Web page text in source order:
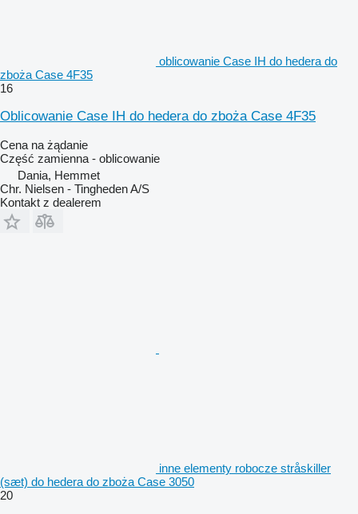
oblicowanie Case IH do hedera do
zboża Case 4F35
16
Oblicowanie Case IH do hedera do zboża Case 4F35
Cena na żądanie
Część zamienna - oblicowanie
Dania, Hemmet
Chr. Nielsen - Tingheden A/S
Kontakt z dealerem
inne elementy robocze stråskiller
(sæt) do hedera do zboża Case 3050
20